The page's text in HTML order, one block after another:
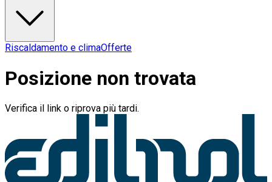
Riscaldamento e climaOfferte
Posizione non trovata
Verifica il link o riprova più tardi.